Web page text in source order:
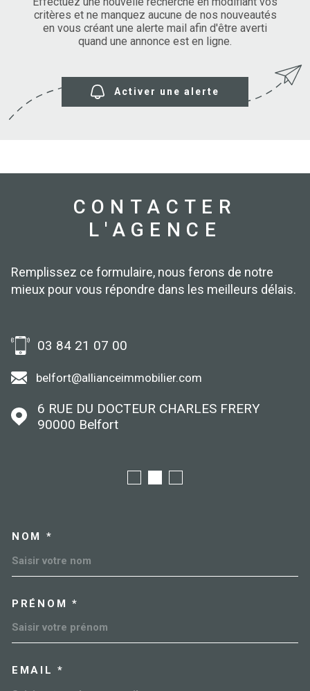
NOS
VENDUS
critères et ne manquez aucune de nos nouveautés
en vous créant une alerte mail afin d'être averti
quand une annonce est en ligne.
Activer une alerte
CONTACTER
L'AGENCE
Remplissez ce formulaire, nous ferons de notre
mieux pour vous répondre dans les meilleurs délais.
03 84 21 07 00
belfort@allianceimmobilier.com
6 RUE DU DOCTEUR CHARLES FRERY
90000
Belfort
NOM *
PRÉNOM *
EMAIL *
Pièces
PIÈCES
RÉFÉRENCE
PLUS DE CRITÈRES
RECHERCHER